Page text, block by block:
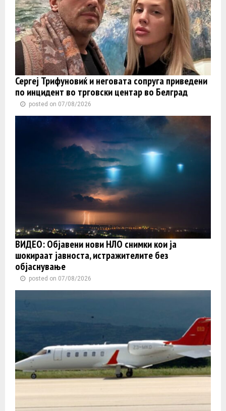
Сергеј Трифуновиќ и неговата сопруга приведени
по инцидент во трговски центар во Белград
posted on 07/08/2026
ВИДЕО: Објавени нови НЛО снимки кои ја
шокираат јавноста, истражителите без
објаснување
posted on 07/08/2026